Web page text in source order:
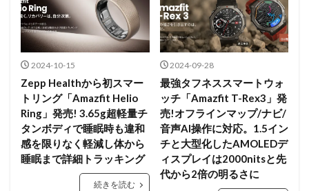
2024-10-15
Zepp Healthから初スマー
トリング「Amazfit Helio
Ring」発売! 3.65g超軽量チ
タンボディで睡眠時も違和
感を限りなく軽減し体から
睡眠まで詳細トラッキング
続きを読む
2024-09-28
最強タフネススマートウォ
ッチ「Amazfit T-Rex3」発
売!オフラインマップ/ナビ/
音声AI操作に対応。1.5イン
チと大型化したAMOLEDデ
ィスプレイは2000nitsと先
代から2倍の明るさに